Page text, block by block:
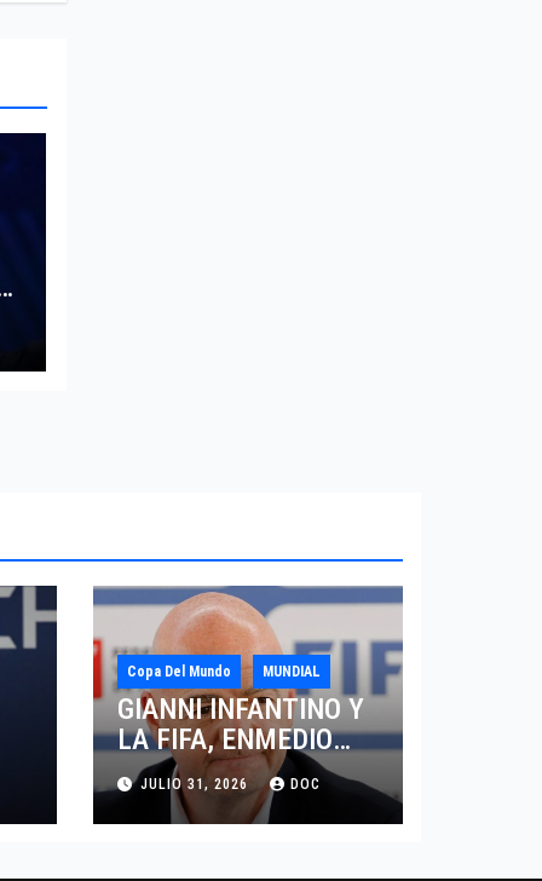
Copa Del Mundo MUNDIAL
GIANNI INFANTINO Y
LA FIFA, ENMEDIO
DEL HURACAN
JULIO 31, 2026 DOC